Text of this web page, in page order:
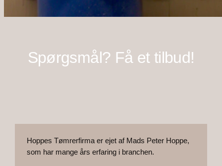
Spørgsmål? Få et tilbud!
Hoppes Tømrerfirma er ejet af Mads Peter Hoppe,
som har mange års erfaring i branchen.